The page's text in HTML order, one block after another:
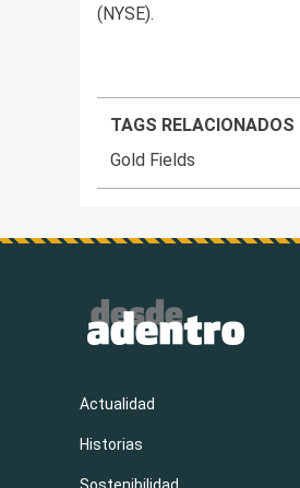
(NYSE).
TAGS RELACIONADOS
Gold Fields
Actualidad
Historias